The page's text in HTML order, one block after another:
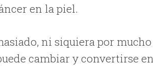
en la piel.
ni siquiera por mucho
cambiar y convertirse en